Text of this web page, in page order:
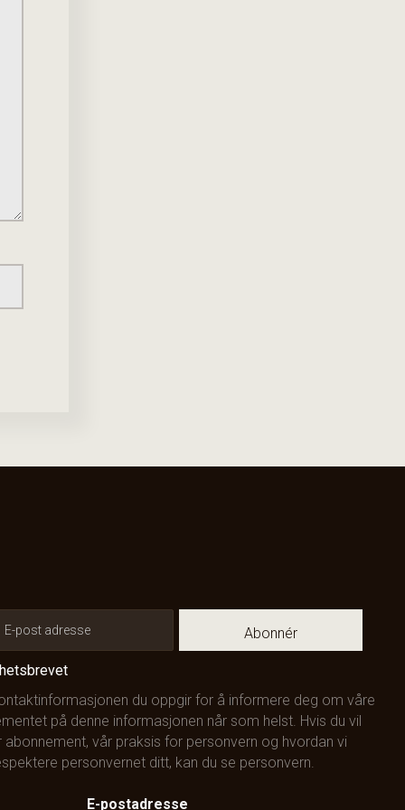
Abonnér
du oppgir for å informere deg om våre
på denne informasjonen når som helst. Hvis du vil
vår praksis for personvern og hvordan vi
personvernet ditt, kan du se personvern.
E-postadresse